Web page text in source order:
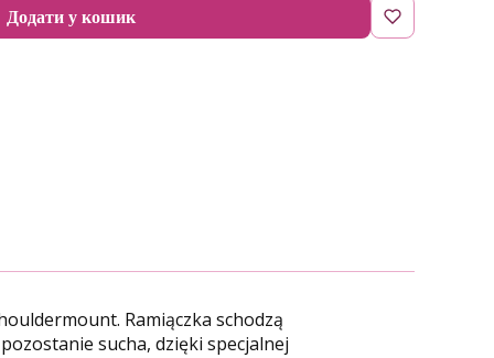
Додати у кошик
Ramiączka schodzą
sucha, dzięki specjalnej